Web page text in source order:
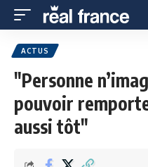
ACTUS
"Personne
pouvoir
aussi tôt"